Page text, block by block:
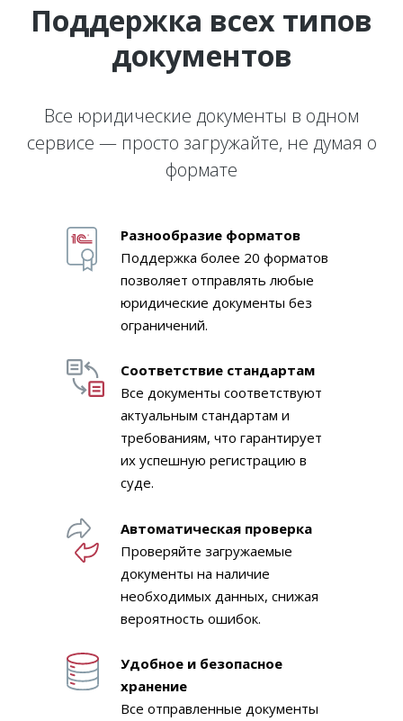
Поддержка всех типов
документов
Все юридические документы в одном
сервисе — просто загружайте, не думая о
формате
Разнообразие форматов
Поддержка более 20 форматов
позволяет отправлять любые
юридические документы без
ограничений.
Соответствие стандартам
Все документы соответствуют
актуальным стандартам и
требованиям, что гарантирует
их успешную регистрацию в
суде.
Автоматическая проверка
Проверяйте загружаемые
документы на наличие
необходимых данных, снижая
вероятность ошибок.
Удобное и безопасное
хранение
Все отправленные документы